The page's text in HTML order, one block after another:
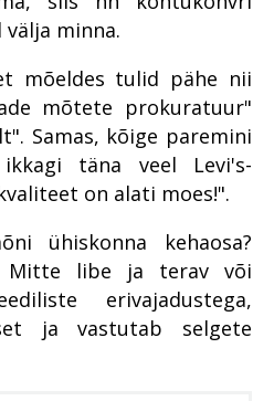
konfiskeerimine
aastal 2022
Prokuratuuri aastaraamat 2021
Alaealiste kokkupuude
kriminaalmenetlusega
relv
Dekriminaliseerimine –
kuritegevusevastase võitluse
huvides ja heaks?
Prokuratuuri aastaraamat 2020
Peaprokuröri pöördumine
Kriminaalmenetluse statistika
Vahistamine ja
konfiskeerimine
Kuriteoohvrite kohtlemine
Prokuratuuri aastaraamat 2019
Peaprokuröri pöördumine
Missioon, visioon ja
väärtused
Prokuratuuri tegevuse
Prokuratuuri aastaraamat 2018
Riigi peaprokuröri
pöördumine
Prokuratuuri väärtused ja
Prokuratuuri aastaraamat 2017
Riigi peaprokuröri
pöördumine
Prokuratuuri aastaraamat 2016
minna.
mõeldes tulid pähe nii
mõtete prokuratuur"
Samas, kõige paremini
täna veel Levi's-
on alati moes!".
ühiskonna kehaosa?
Mitte libe ja terav või
erivajadustega,
ja vastutab selgete